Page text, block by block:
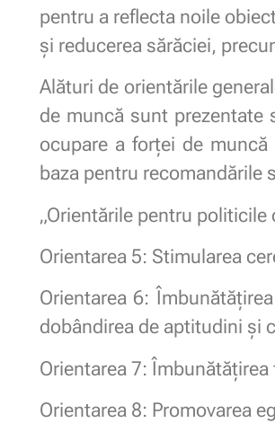
pentru a reflecta noile
și reducerea sărăciei,
Alături de orientările
de muncă sunt prezentate
ocupare a forței de
baza pentru recomandările
„Orientările pentru
Orientarea 5: Stimularea
Orientarea 6:
dobândirea de aptitudini și
Orientarea 7:
Orientarea 8: Promovarea